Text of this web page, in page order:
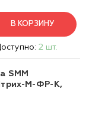
В КОРЗИНУ
2 шт.
SMM
М-ФР-К,